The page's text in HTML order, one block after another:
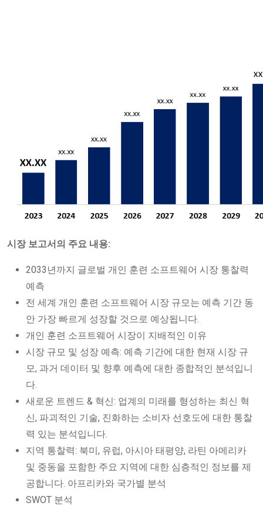
시장 보고서의 주요 내용:
2033년까지 글로벌 개인 훈련 소프트웨어 시장 통찰력
예측
전 세계 개인 훈련 소프트웨어 시장 규모는 예측 기간 동
안 가장 빠르게 성장할 것으로 예상됩니다.
개인 훈련 소프트웨어 시장이 지배적인 이유
시장 규모 및 성장 예측: 예측 기간에 대한 현재 시장 규
모, 과거 데이터 및 향후 예측에 대한 종합적인 분석입니
다.
새로운 트렌드 & 혁신: 업계의 미래를 형성하는 최신 혁
신, 파괴적인 기술, 진화하는 소비자 선호도에 대한 통찰
력 있는 분석입니다.
지역 통찰력: 북미, 유럽, 아시아 태평양, 라틴 아메리카
및 중동을 포함한 주요 지역에 대한 심층적인 정보를 제
공합니다. 아프리카와 국가별 분석
SWOT 분석